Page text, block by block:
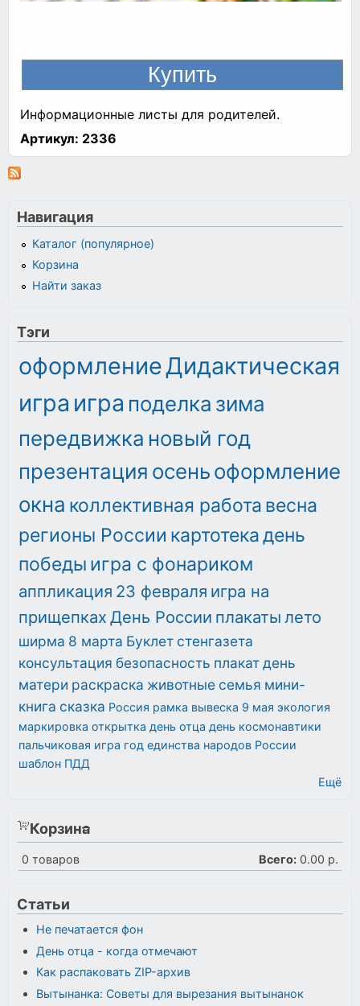
Информационные листы для родителей.
Артикул: 2336
Навигация
Каталог (популярное)
Корзина
Найти заказ
Тэги
оформлениеДидактическая
игра игра поделка зима
передвижка новый год
презентация осеньоформление
окна коллективная работа весна
регионы России картотекадень
победы игра с фонариком
аппликация 23 февраля игра на
прищепках День России плакаты лето
ширма 8 марта Буклет стенгазета
консультация безопасность плакатдень
матери раскраска животные семья мини-
книга сказка Россия рамка вывеска 9 мая экология
маркировка открытка день отца день космонавтики
пальчиковая игра год единства народов России
шаблон ПДД
Ещё
Корзина
0 товаров Всего: 0.00 р.
Статьи
Не печатается фон
День отца - когда отмечают
Как распаковать ZIP-архив
Вытынанка: Советы для вырезания вытынанок